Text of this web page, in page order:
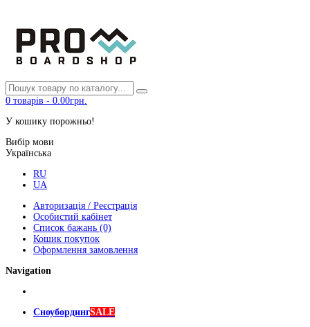
0 товарів - 0.00грн.
У кошику порожньо!
Вибір мови
Українська
RU
UA
Авторизація / Реєстрація
Особистий кабінет
Список бажань (0)
Кошик покупок
Оформлення замовлення
Navigation
СноубордингSALE